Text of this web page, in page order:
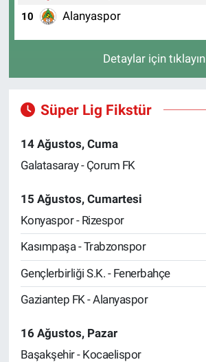
10 Alanyaspor
Detaylar için tıklayın
Süper Lig Fikstür
14 Ağustos, Cuma
Galatasaray - Çorum FK
15 Ağustos, Cumartesi
Konyaspor - Rizespor
Kasımpaşa - Trabzonspor
Gençlerbirliği S.K. - Fenerbahçe
Gaziantep FK - Alanyaspor
16 Ağustos, Pazar
Başakşehir - Kocaelispor